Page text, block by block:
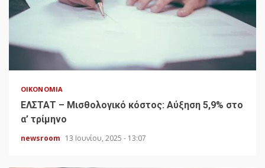
ΟΙΚΟΝΟΜΊΑ
ΕΛΣΤΑΤ – Μισθολογικό κόστος: Αύξηση 5,9% στο
α’ τρίμηνο
newsroom 13 Ιουνίου, 2025 - 13:07